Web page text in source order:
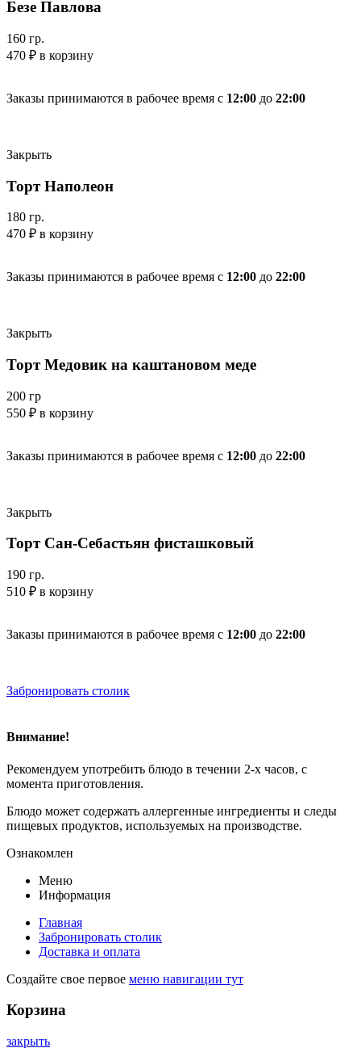
Безе Павлова
160 гр.
470 ₽ в корзину
Заказы принимаются в рабочее время с 12:00 до 22:00
Закрыть
Торт Наполеон
180 гр.
470 ₽ в корзину
Заказы принимаются в рабочее время с 12:00 до 22:00
Закрыть
Торт Медовик на каштановом меде
200 гр
550 ₽ в корзину
Заказы принимаются в рабочее время с 12:00 до 22:00
Закрыть
Торт Сан-Себастьян фисташковый
190 гр.
510 ₽ в корзину
Заказы принимаются в рабочее время с 12:00 до 22:00
Забронировать столик
Внимание!
Рекомендуем употребить блюдо в течении 2-х часов, с
момента приготовления.
Блюдо может содержать аллергенные ингредиенты и следы
пищевых продуктов, используемых на производстве.
Ознакомлен
Меню
Информация
Главная
Забронировать столик
Доставка и оплата
Создайте свое первое меню навигации тут
Корзина
закрыть